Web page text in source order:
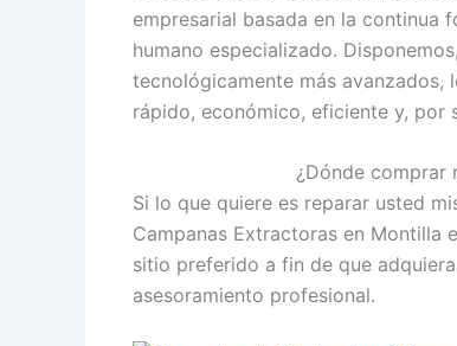
empresarial basada en la continua
humano especializado.
tecnológicamente más avanzados,
rápido, económico, eficiente y, por
¿Dónde comprar
Si lo que quiere es reparar usted
Campanas Extractoras en Montilla
sitio preferido a fin de que
asesoramiento profesional.